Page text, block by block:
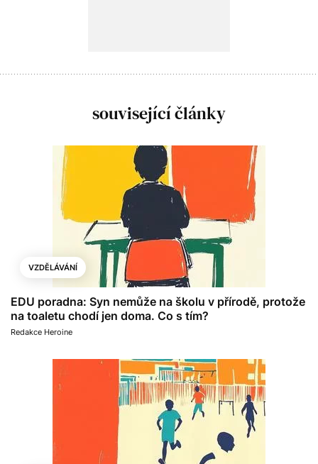
související články
VZDĚLÁVÁNÍ
EDU poradna: Syn nemůže na školu v přírodě, protože
na toaletu chodí jen doma. Co s tím?
Redakce Heroine